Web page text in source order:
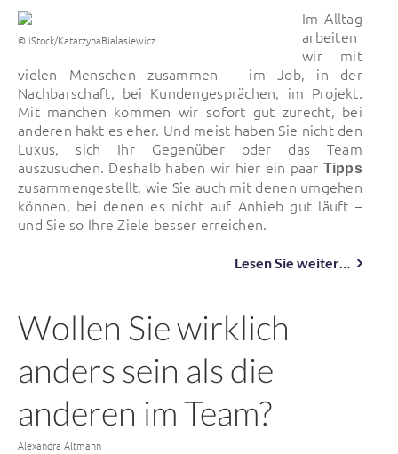
© iStock/KatarzynaBialasiewicz
Im Alltag
arbeiten
wir mit
vielen Menschen zusammen – im Job, in der
Nachbarschaft, bei Kundengesprächen, im Projekt.
Mit manchen kommen wir sofort gut zurecht, bei
anderen hakt es eher. Und meist haben Sie nicht den
Luxus, sich Ihr Gegenüber oder das Team
auszusuchen. Deshalb haben wir hier ein paar Tipps
zusammengestellt, wie Sie auch mit denen umgehen
können, bei denen es nicht auf Anhieb gut läuft –
und Sie so Ihre Ziele besser erreichen.
Lesen Sie weiter…
Wollen Sie wirklich
anders sein als die
anderen im Team?
Von
Alexandra Altmann